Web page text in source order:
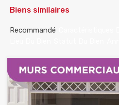
Biens similaires
Recommandé